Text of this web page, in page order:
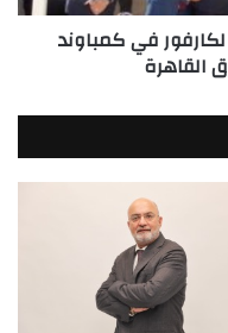
في كمباوند
القاهرة